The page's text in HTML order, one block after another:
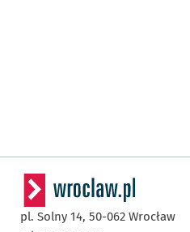
pl. Solny 14, 50-062 Wrocław